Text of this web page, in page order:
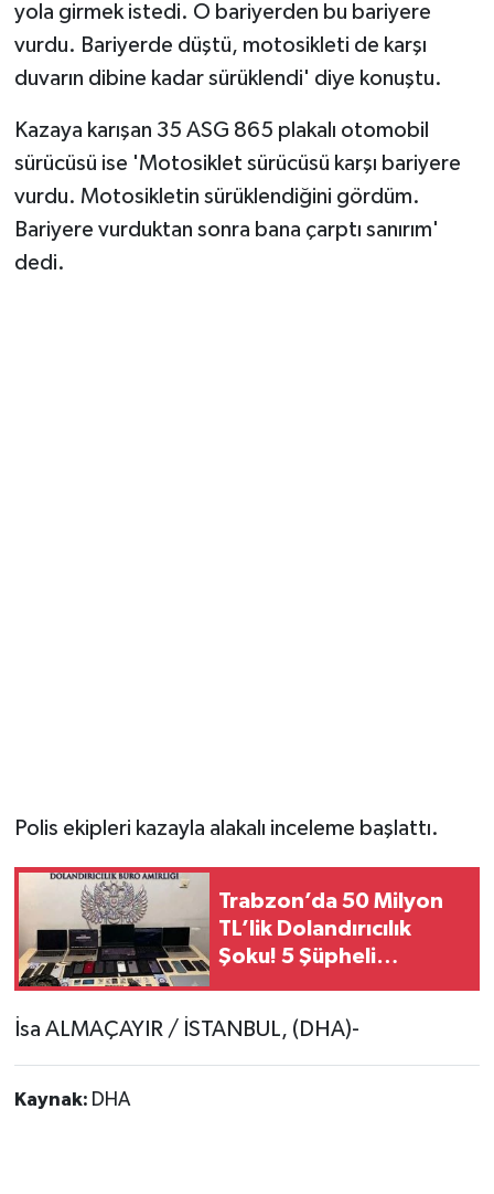
yola girmek istedi. O bariyerden bu bariyere
vurdu. Bariyerde düştü, motosikleti de karşı
duvarın dibine kadar sürüklendi' diye konuştu.
Kazaya karışan 35 ASG 865 plakalı otomobil
sürücüsü ise 'Motosiklet sürücüsü karşı bariyere
vurdu. Motosikletin sürüklendiğini gördüm.
Bariyere vurduktan sonra bana çarptı sanırım'
dedi.
Polis ekipleri kazayla alakalı inceleme başlattı.
Trabzon’da 50 Milyon
TL’lik Dolandırıcılık
Şoku! 5 Şüpheli
İsa ALMAÇAYIR / İSTANBUL, (DHA)-
Kaynak: DHA